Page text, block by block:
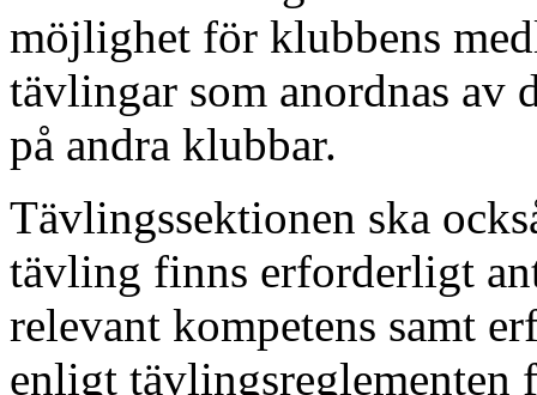
möjlighet för klubbens
tävlingar som anordnas av
på andra klubbar.
Tävlingssektionen ska
tävling finns erforderligt
relevant kompetens samt
enligt tävlingsreglementen